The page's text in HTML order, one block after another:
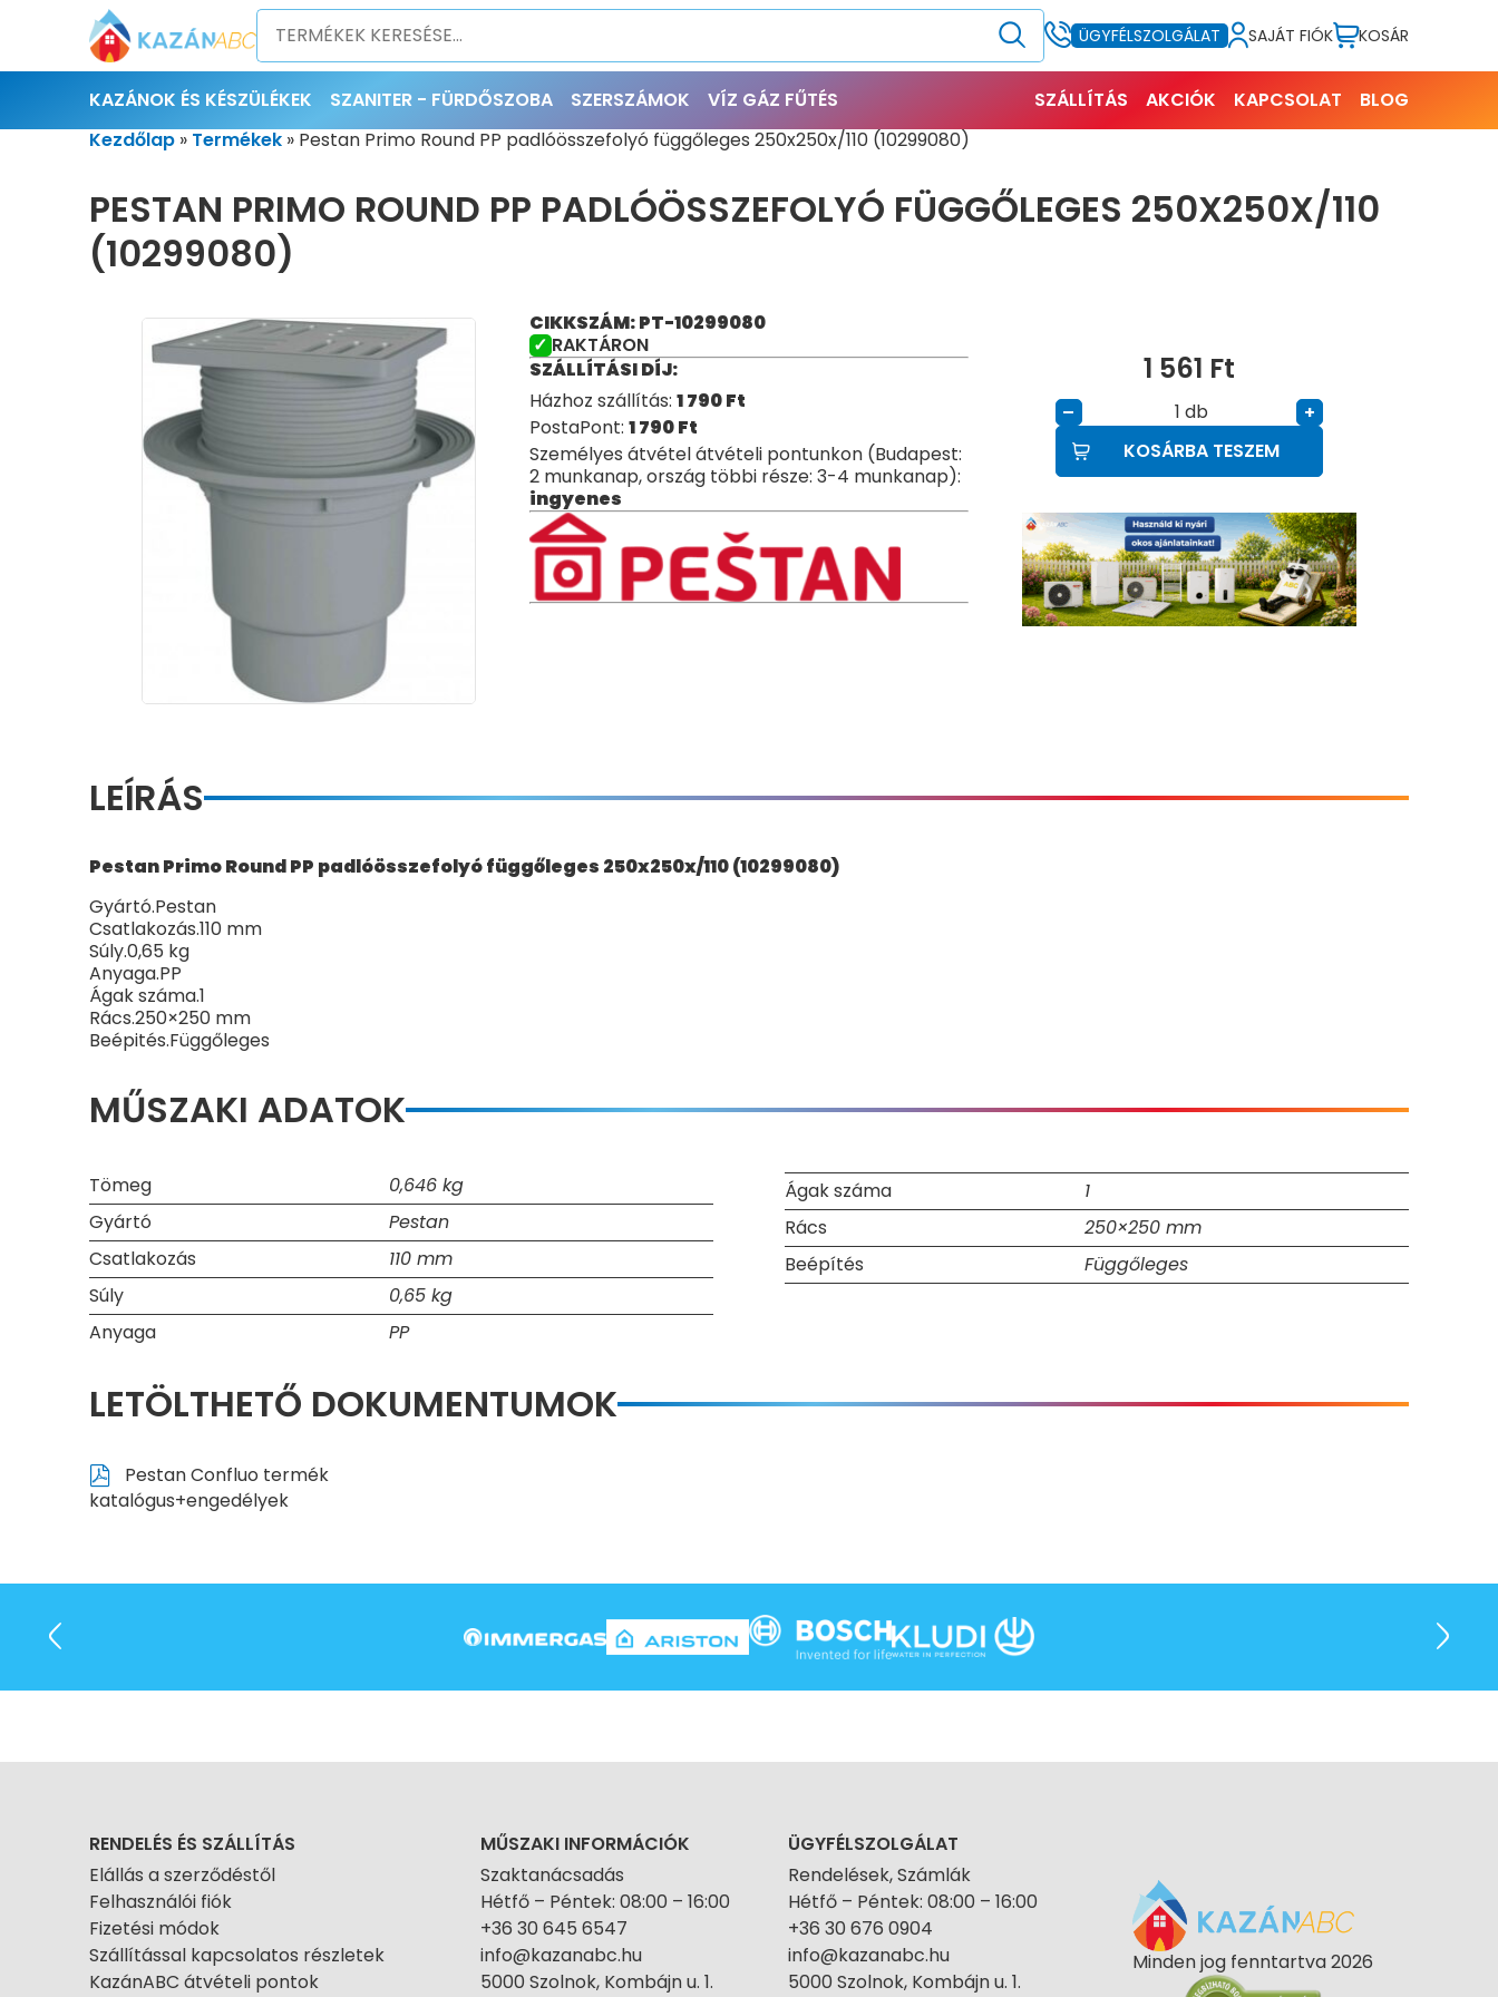
ÜGYFÉLSZOLGÁLAT SAJÁT FIÓK KOSÁR
KAZÁNOK ÉS KÉSZÜLÉKEK SZANITER - FÜRDŐSZOBA SZERSZÁMOK VÍZ GÁZ FŰTÉS SZÁLLÍTÁS AKCIÓK KAPCSOLAT
BLOG
Kezdőlap » Termékek » Pestan Primo Round PP padlóösszefolyó függőleges 250x250x/110 (10299080)
PESTAN PRIMO ROUND PP PADLÓÖSSZEFOLYÓ FÜGGŐLEGES 250X250X/110
(10299080)
CIKKSZÁM: PT-10299080
RAKTÁRON
SZÁLLÍTÁSI DÍJ:
Házhoz szállítás: 1 790Ft
PostaPont: 1 790Ft
Személyes átvétel átvételi pontunkon (Budapest:
2 munkanap, ország többi része: 3-4 munkanap):
ingyenes
1 561 Ft
– db
+
KOSÁRBA TESZEM
LEÍRÁS
Pestan Primo Round PP padlóösszefolyó függőleges 250x250x/110 (10299080)
Gyártó.Pestan
Csatlakozás.110 mm
Súly.0,65 kg
Anyaga.PP
Ágak száma.1
Rács.250×250 mm
Beépités.Függőleges
MŰSZAKI ADATOK
Tömeg
0,646 kg
Gyártó
Pestan
Csatlakozás
110 mm
Súly
0,65 kg
Anyaga
PP
Ágak száma
1
Rács
250×250 mm
Beépítés
Függőleges
LETÖLTHETŐ DOKUMENTUMOK
Pestan Confluo termék
katalógus+engedélyek
RENDELÉS ÉS SZÁLLÍTÁS
Elállás a szerződéstől
Felhasználói fiók
Fizetési módok
Szállítással kapcsolatos részletek
KazánABC átvételi pontok
MŰSZAKI INFORMÁCIÓK
Szaktanácsadás
Hétfő – Péntek: 08:00 – 16:00
+36 30 645 6547
info@kazanabc.hu
5000 Szolnok, Kombájn u. 1.
ÜGYFÉLSZOLGÁLAT
Rendelések, Számlák
Hétfő – Péntek: 08:00 – 16:00
+36 30 676 0904
info@kazanabc.hu
5000 Szolnok, Kombájn u. 1.
Minden jog fenntartva 2026